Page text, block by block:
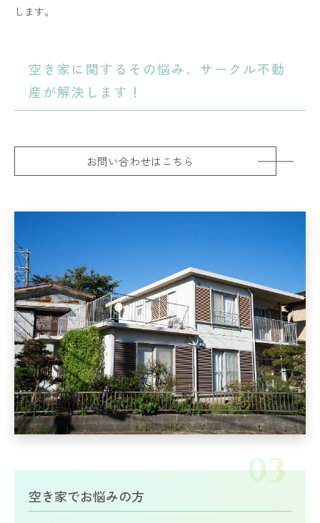
します。
空き家に関するその悩み、サークル不動
産が解決します！
お問い合わせはこちら
空き家でお悩みの方